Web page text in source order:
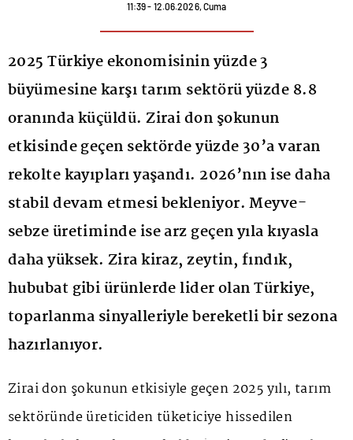
11:39 - 12.06.2026, Cuma
2025 Türkiye ekonomisinin yüzde 3
büyümesine karşı tarım sektörü yüzde 8.8
oranında küçüldü. Zirai don şokunun
etkisinde geçen sektörde yüzde 30’a varan
rekolte kayıpları yaşandı. 2026’nın ise daha
stabil devam etmesi bekleniyor. Meyve-
sebze üretiminde ise arz geçen yıla kıyasla
daha yüksek. Zira kiraz, zeytin, fındık,
hububat gibi ürünlerde lider olan Türkiye,
toparlanma sinyalleriyle bereketli bir sezona
hazırlanıyor.
Zirai don şokunun etkisiyle geçen 2025 yılı, tarım
sektöründe üreticiden tüketiciye hissedilen